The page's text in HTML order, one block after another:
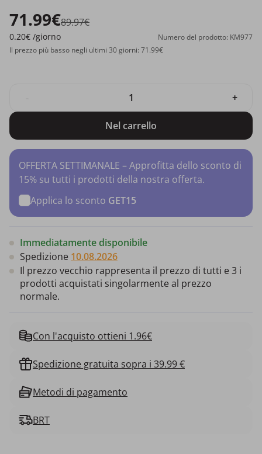
71.99€89.97€
0.20€ /giorno
Numero del prodotto: KM977
Il prezzo più basso negli ultimi 30 giorni: 71.99€
+
Nel carrello
OFFERTA SETTIMANALE – Approfitta dello sconto di
15% su tutti i prodotti della nostra offerta.
Applica lo sconto GET15
Immediatamente disponibile
Spedizione 10.08.2026
Il prezzo vecchio rappresenta il prezzo di tutti e 3 i
prodotti acquistati singolarmente al prezzo
normale.
Con l'acquisto ottieni 1.96€
Spedizione gratuita sopra i 39.99 €
Metodi di pagamento
BRT